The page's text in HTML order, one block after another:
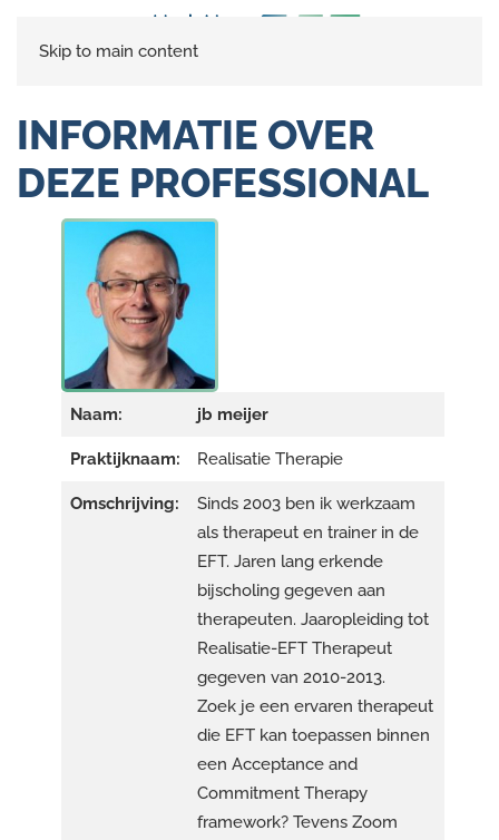
Skip to main content
INFORMATIE OVER
DEZE PROFESSIONAL
Naam: jb meijer
Praktijknaam: Realisatie Therapie
Omschrijving:
Sinds 2003 ben ik werkzaam
als therapeut en trainer in de
EFT. Jaren lang erkende
bijscholing gegeven aan
therapeuten. Jaaropleiding tot
Realisatie-EFT Therapeut
gegeven van 2010-2013.
Zoek je een ervaren therapeut
die EFT kan toepassen binnen
een Acceptance and
Commitment Therapy
framework? Tevens Zoom